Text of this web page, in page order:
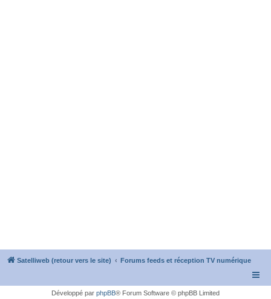
Satelliweb (retour vers le site) Forums feeds et réception TV numérique
Développé par phpBB® Forum Software © phpBB Limited